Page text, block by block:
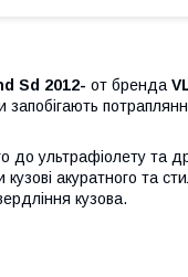
Sd 2012- от бренда
до ультрафіолету та
акуратного та
кузова.